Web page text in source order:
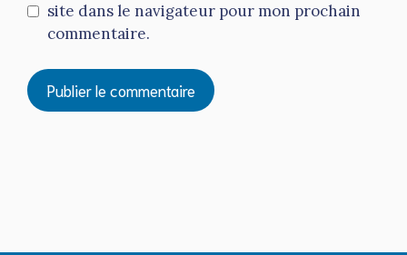
site dans le navigateur pour mon prochain
commentaire.